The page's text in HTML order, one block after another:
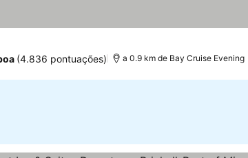
(4.836 pontuações) a 0.9 km de Bay Cruise Evening